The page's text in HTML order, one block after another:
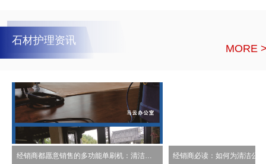
石材护理资讯
MORE
经销商都愿意销售的多功能单刷机：清洁、抛光、翻新均不误！